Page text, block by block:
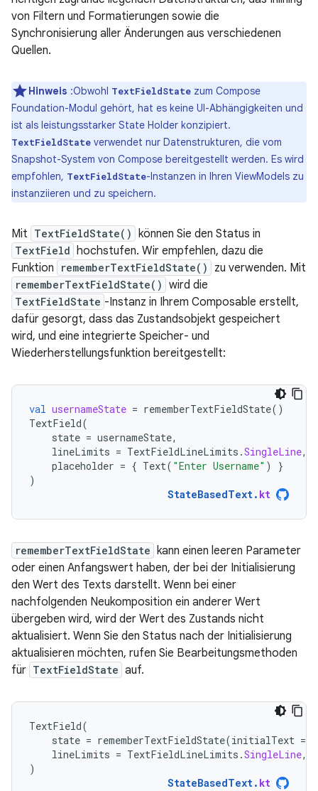
von Filtern und Formatierungen sowie die
Synchronisierung aller Änderungen aus verschiedenen
Quellen.
Hinweis :Obwohl TextFieldState zum Compose
Foundation-Modul gehört, hat es keine UI-Abhängigkeiten und
ist als leistungsstarker State Holder konzipiert.
TextFieldState verwendet nur Datenstrukturen, die vom
Snapshot-System von Compose bereitgestellt werden. Es wird
empfohlen, TextFieldState-Instanzen in Ihren ViewModels zu
instanziieren und zu speichern.
Mit TextFieldState() können Sie den Status in
TextField
hochstufen. Wir empfehlen, dazu die
Funktion
rememberTextFieldState() zu verwenden. Mit
rememberTextFieldState() wird die
TextFieldState -Instanz in Ihrem Composable erstellt,
dafür gesorgt, dass das Zustandsobjekt gespeichert
wird, und eine integrierte Speicher- und
Wiederherstellungsfunktion bereitgestellt:
val usernameState = rememberTextFieldState()
TextField(
state = usernameState,
lineLimits = TextFieldLineLimits .SingleLine,
placeholder = { Text( "Enter Username" )
}
)
StateBasedText. kt
rememberTextFieldState
kann einen leeren Parameter
oder einen Anfangswert haben, der bei der Initialisierung
den Wert des Texts darstellt. Wenn bei einer
nachfolgenden Neukomposition ein anderer Wert
übergeben wird, wird der Wert des Zustands nicht
aktualisiert. Wenn Sie den Status nach der Initialisierung
aktualisieren möchten, rufen Sie Bearbeitungsmethoden
für TextFieldState auf.
TextField(
state = rememberTextFieldState(initialText =
lineLimits = TextFieldLineLimits .SingleLine,
)
StateBasedText. kt